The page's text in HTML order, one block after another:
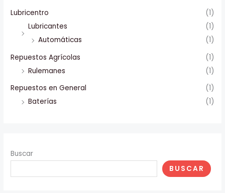
Lubricentro
(1)
Lubricantes
(1)
Automáticas
(1)
Repuestos Agrícolas
(1)
Rulemanes
(1)
Repuestos en General
(1)
Baterías
(1)
Buscar
BUSCAR